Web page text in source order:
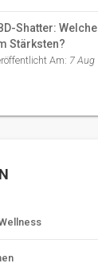
Shatter:
Stärksten?
Am: 7 Aug